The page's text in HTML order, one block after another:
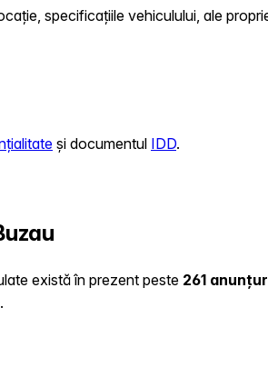
specificațiile vehiculului, ale
și documentul IDD.
există în prezent peste 261
.